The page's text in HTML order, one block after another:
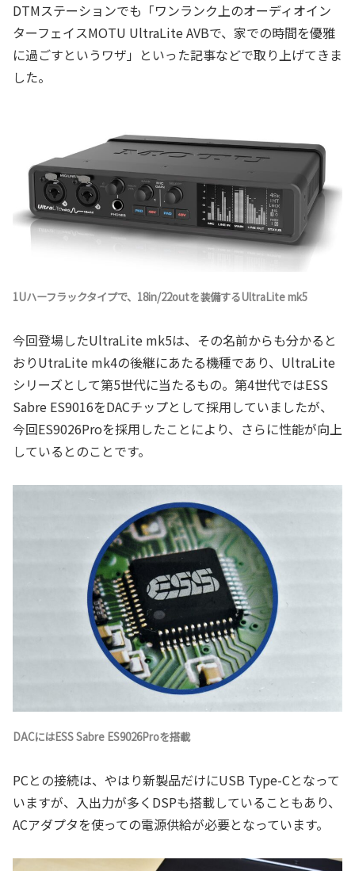
DTMステーションでも「ワンランク上のオーディオイン
ターフェイスMOTU UltraLite AVBで、家での時間を優雅
に過ごすというワザ」といった記事などで取り上げてきま
した。
1Uハーフラックタイプで、18in/22outを装備するUltraLite mk5
今回登場したUltraLite mk5は、その名前からも分かると
おりUtraLite mk4の後継にあたる機種であり、UltraLite
シリーズとして第5世代に当たるもの。第4世代ではESS
Sabre ES9016をDACチップとして採用していましたが、
今回ES9026Proを採用したことにより、さらに性能が向上
しているとのことです。
DACにはESS Sabre ES9026Proを搭載
PCとの接続は、やはり新製品だけにUSB Type-Cとなって
いますが、入出力が多くDSPも搭載していることもあり、
ACアダプタを使っての電源供給が必要となっています。